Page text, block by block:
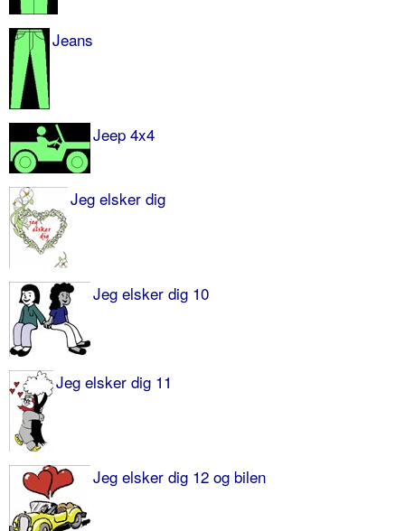
Jeans
Jeep 4x4
Jeg elsker dig
Jeg elsker dig 10
Jeg elsker dig 11
Jeg elsker dig 12 og bilen